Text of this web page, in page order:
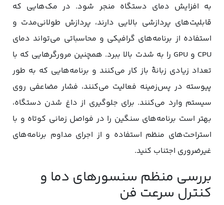
به افزایش دمای دستگاه منجر شود. در مک‌هایی که
قابلیت‌های پردازشی بالایی دارند، پردازش طولانی‌مدت و
استفاده از برنامه‌های گرافیکی و محاسباتی می‌تواند دمای
CPU و GPU را به شدت بالا ببرد. همچنین مرورگرهایی که با
تعداد زیادی زبانۀ باز کار می‌کنند و برنامه‌هایی که به طور
پیوسته در پس‌زمینه فعالیت می‌کنند، فشار مضاعفی روی
سیستم وارد می‌کنند. برای جلوگیری از داغ شدن دستگاه،
بهتر است برنامه‌های سنگین را در فواصل زمانی کوتاه و با
استراحت‌های منظم استفاده و از اجرای مداوم برنامه‌های
غیرضروری اجتناب کنید.
بررسی منظم سنسورهای دما و
کنترل سرعت فن